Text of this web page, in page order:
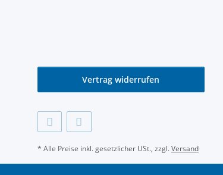
Vertrag widerrufen
* Alle Preise inkl. gesetzlicher USt., zzgl.Versand